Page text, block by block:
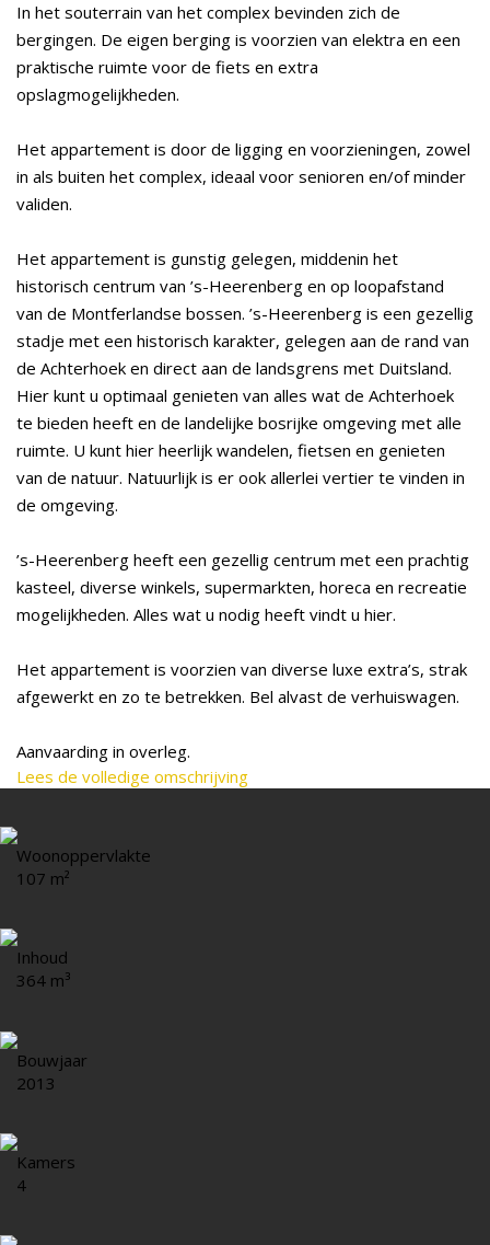
In het souterrain van het complex bevinden zich de
bergingen. De eigen berging is voorzien van elektra en een
praktische ruimte voor de fiets en extra
opslagmogelijkheden.
Het appartement is door de ligging en voorzieningen, zowel
in als buiten het complex, ideaal voor senioren en/of minder
validen.
Het appartement is gunstig gelegen, middenin het
historisch centrum van ’s-Heerenberg en op loopafstand
van de Montferlandse bossen. ’s-Heerenberg is een gezellig
stadje met een historisch karakter, gelegen aan de rand van
de Achterhoek en direct aan de landsgrens met Duitsland.
Hier kunt u optimaal genieten van alles wat de Achterhoek
te bieden heeft en de landelijke bosrijke omgeving met alle
ruimte. U kunt hier heerlijk wandelen, fietsen en genieten
van de natuur. Natuurlijk is er ook allerlei vertier te vinden in
de omgeving.
’s-Heerenberg heeft een gezellig centrum met een prachtig
kasteel, diverse winkels, supermarkten, horeca en recreatie
mogelijkheden. Alles wat u nodig heeft vindt u hier.
Het appartement is voorzien van diverse luxe extra’s, strak
afgewerkt en zo te betrekken. Bel alvast de verhuiswagen.
Aanvaarding in overleg.
Lees de volledige omschrijving
Woonoppervlakte
107 m²
Inhoud
364 m³
Bouwjaar
2013
Kamers
4